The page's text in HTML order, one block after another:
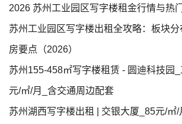
2026 苏州工业园区写字楼租金行情与热
苏州工业园区写字楼出租全攻略：板块
房要点（2026）
苏州155-458㎡写字楼租赁 - 圆迪科技园
元/㎡/月_含交通周边配套
苏州湖西写字楼出租 | 交银大厦_85元/㎡/